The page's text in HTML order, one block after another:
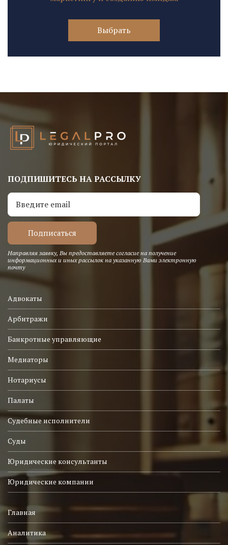
Выбрать
ПОДПИШИТЕСЬ НА РАССЫЛКУ
Направляя заявку, Вы предоставляете согласие на получение
информационных и иных рассылок на указанную Вами электронную
почту
Адвокаты
Арбитражи
Банкротные управляющие
Медиаторы
Нотариусы
Палаты
Судебные исполнители
Суды
Юридические консультанты
Юридические компании
Главная
Аналитика